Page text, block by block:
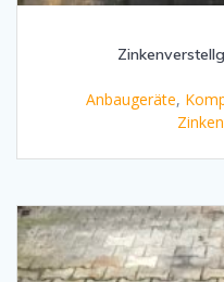
Anbaugeräte,